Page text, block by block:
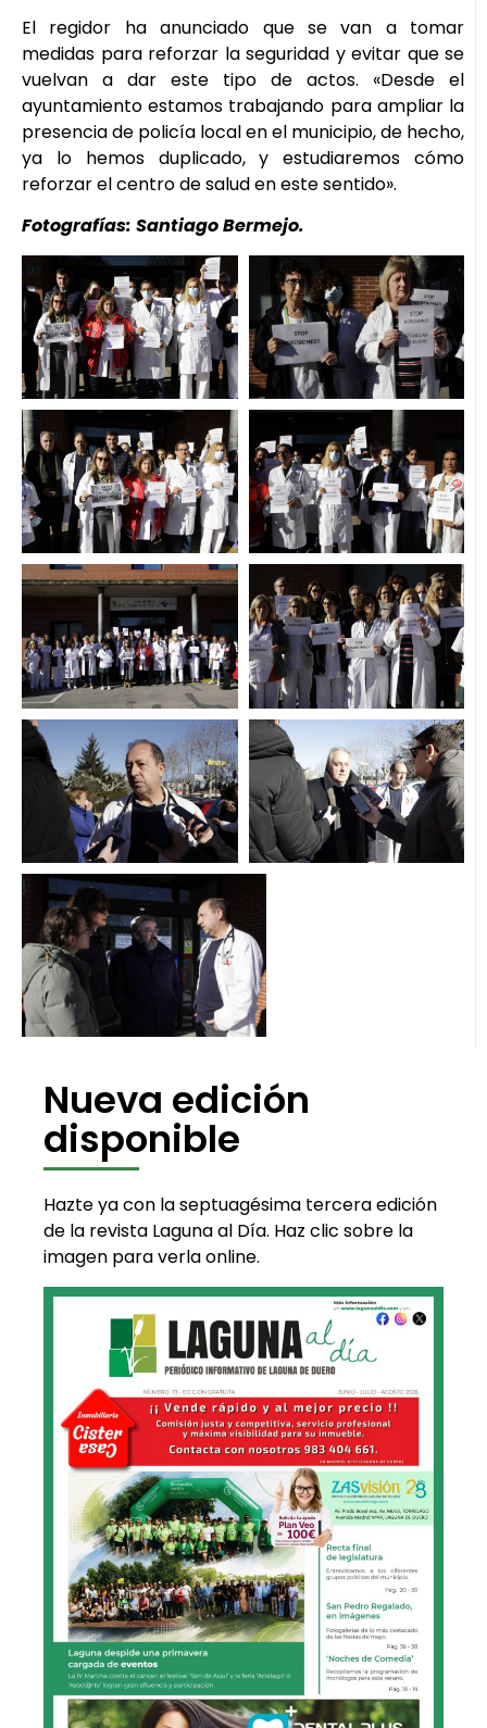
El regidor ha anunciado que se van a tomar
medidas para reforzar la seguridad y evitar que se
vuelvan a dar este tipo de actos. «Desde el
ayuntamiento estamos trabajando para ampliar la
presencia de policía local en el municipio, de hecho,
ya lo hemos duplicado, y estudiaremos cómo
reforzar el centro de salud en este sentido».
Fotografías: Santiago Bermejo.
Nueva edición
disponible
Hazte ya con la septuagésima tercera edición
de la revista Laguna al Día. Haz clic sobre la
imagen para verla online.